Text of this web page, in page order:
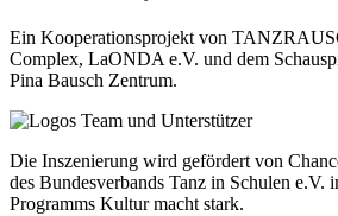
Ein Kooperationsprojekt von
Complex, LaONDA e.V. und dem
Pina Bausch Zentrum.
Die Inszenierung wird gefördert von
des Bundesverbands Tanz in Schulen e.V.
Programms Kultur macht stark.